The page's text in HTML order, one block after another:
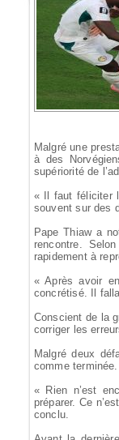
Malgré une
à des
supériorité de
« Il faut féliciter
souvent sur des
Pape Thiaw a
rencontre.
rapidement à
« Après avoir
concrétisé. Il
Conscient de la
corriger les
Malgré deux
comme
« Rien n’est
préparer. Ce
conclu.